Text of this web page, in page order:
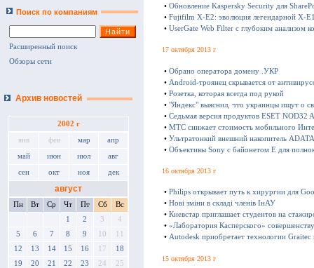
Поиск по компаниям
Расширенный поиск
Обзоры сети
Архив новостей
2002 г
янв фев мар апр
май июн июл авг
сен окт ноя дек
август
Пн Вт Ср Чт Пт Сб
Вс
1
2 3
4
5
6 7 8 9 10
11
12
13 14 15 16 17
18
19
20 21 22 23 24
25
• Обновление Kaspersky Security для
• Fujifilm X-E2: эволюция легендарной X-
• UserGate Web Filter с глубоким анализом
17 октября 2013 г
• Обрано оператора домену .УКР
• Android-троянец скрывается от
• Розетка, которая всегда под рукой
• "Яндекс" выяснил, что украинцы ищут о
• Седьмая версия продуктов ESET NOD32
• МТС снижает стоимость мобильного
• Ультратонкий внешний накопитель
• Объективы Sony с байонетом E для
16 октября 2013 г
• Philips открывает путь к хирургии для
• Нові зміни в складі членів ІнАУ
• Киевстар приглашает студентов на
• «Лаборатория Касперского»
• Autodesk приобретает технологии
15 октября 2013 г